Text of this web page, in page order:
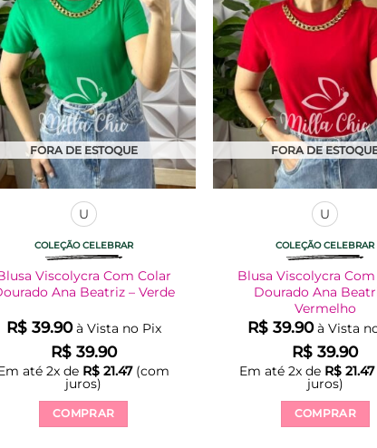
FORA DE ESTOQUE
U
COLEÇÃO CELEBRAR
Viscolycra Com Colar
Ana Beatriz – Verde
R$39.90 à Vista no Pix
R$39.90
até2x de R$ 21.47(com
juros)
COMPRAR
FORA DE
U
COLEÇÃO CELEBRAR
Blusa Viscolycra
Dourado Ana
Vermelho
R$ 39.90 à Vista
R$ 39.90
Em até 2x de R$21.47
juros)
COMPRAR